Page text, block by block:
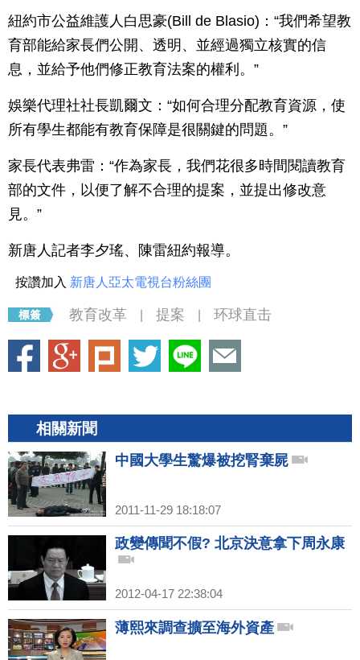
紐約市公益維護人白思豪(Bill de Blasio)：“我們希望教
育部能給家長們公開、透明、並經過獨立核實的信
息，並給予他們修正教育法案的權利。”
娛樂代理社社長凱爾文：“如何合理分配教育資源，使
所有學生都能有教育保障是很關鍵的問題。”
家長代表弗雷：“作為家長，我們花很多時間閱讀教育
部的文件，以便了解不合理的提案，並提出修改意
見。”
新唐人記者李夕瑤、陳雷紐約報導。
按讚加入 新唐人亞太電視台粉絲團
教育改革 提案 环球直击
相關新聞
中國大學生驚爆被挖腎棄屍
2011-11-29 18:18:07
政變傳聞不假? 北京決意拿下周永康
2012-04-17 22:38:04
薄熙來調查擴至海外資產